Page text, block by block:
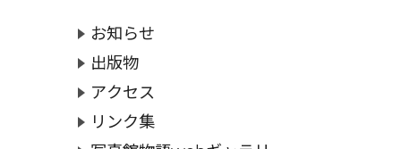
お知らせ
出版物
アクセス
リンク集